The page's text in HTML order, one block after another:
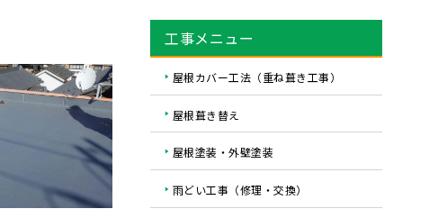
工事メニュー
屋根カバー工法（重ね葺き工事）
屋根葺き替え
屋根塗装・外壁塗装
雨どい工事（修理・交換）